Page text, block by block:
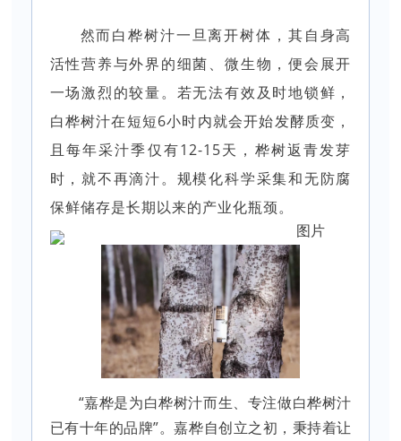
然而白桦树汁一旦离开树体，其自身高
活性营养与外界的细菌、微生物，便会展开
一场激烈的较量。若无法有效及时地锁鲜，
白桦树汁在短短6小时内就会开始发酵质变，
且每年采汁季仅有12-15天，桦树返青发芽
时，就不再滴汁。规模化科学采集和无防腐
保鲜储存是长期以来的产业化瓶颈。
“嘉桦是为白桦树汁而生、专注做白桦树汁
已有十年的品牌”。嘉桦自创立之初，秉持着让